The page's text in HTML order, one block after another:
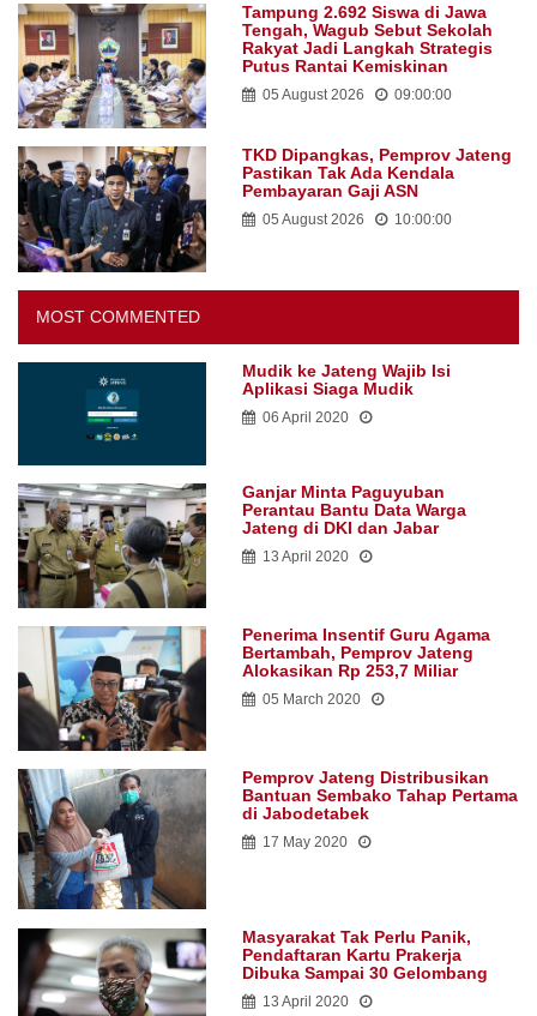
Tampung 2.692 Siswa di Jawa
Tengah, Wagub Sebut Sekolah
Rakyat Jadi Langkah Strategis
Putus Rantai Kemiskinan
05 August 2026 09:00:00
TKD Dipangkas, Pemprov Jateng
Pastikan Tak Ada Kendala
Pembayaran Gaji ASN
05 August 2026 10:00:00
MOST COMMENTED
Mudik ke Jateng Wajib Isi
Aplikasi Siaga Mudik
06 April 2020
Ganjar Minta Paguyuban
Perantau Bantu Data Warga
Jateng di DKI dan Jabar
13 April 2020
Penerima Insentif Guru Agama
Bertambah, Pemprov Jateng
Alokasikan Rp 253,7 Miliar
05 March 2020
Pemprov Jateng Distribusikan
Bantuan Sembako Tahap Pertama
di Jabodetabek
17 May 2020
Masyarakat Tak Perlu Panik,
Pendaftaran Kartu Prakerja
Dibuka Sampai 30 Gelombang
13 April 2020